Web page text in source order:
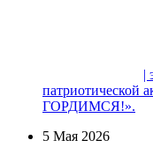
|
ГОРДИМСЯ!».
5 Мая 2026